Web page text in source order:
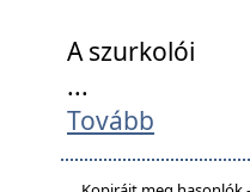
A szurkolói
...
Tovább